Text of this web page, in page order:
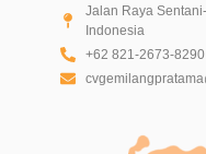
Jalan Raya
Indonesia
+62 821-2673-8290